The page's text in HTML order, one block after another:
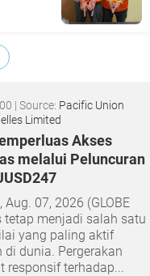
| Source: Pacific Union
Limited
Akses
melalui Peluncuran
Aug. 07, 2026 (GLOBE
tetap menjadi salah satu
yang paling aktif
di dunia. Pergerakan
responsif terhadap...